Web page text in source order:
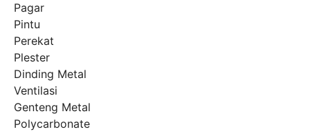
Pagar
Pintu
Perekat
Plester
Dinding Metal
Ventilasi
Genteng Metal
Polycarbonate